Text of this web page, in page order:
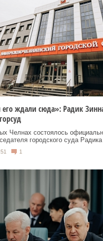
ждали сюда»: Радик
Челнах состоялось
городского суда Радика
1